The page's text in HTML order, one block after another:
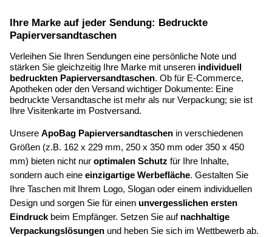
Ihre Marke auf jeder Sendung: Bedruckte
Papierversandtaschen
Verleihen Sie Ihren Sendungen eine persönliche Note und
stärken Sie gleichzeitig Ihre Marke mit unseren individuell
bedruckten Papierversandtaschen. Ob für E-Commerce,
Apotheken oder den Versand wichtiger Dokumente: Eine
bedruckte Versandtasche ist mehr als nur Verpackung; sie ist
Ihre Visitenkarte im Postversand.
Unsere ApoBag Papierversandtaschen in verschiedenen
Größen (z.B. 162 x 229 mm, 250 x 350 mm oder 350 x 450
mm) bieten nicht nur optimalen Schutz für Ihre Inhalte,
sondern auch eine einzigartige Werbefläche. Gestalten Sie
Ihre Taschen mit Ihrem Logo, Slogan oder einem individuellen
Design und sorgen Sie für einen unvergesslichen ersten
Eindruck beim Empfänger. Setzen Sie auf nachhaltige
Verpackungslösungen und heben Sie sich im Wettbewerb ab.